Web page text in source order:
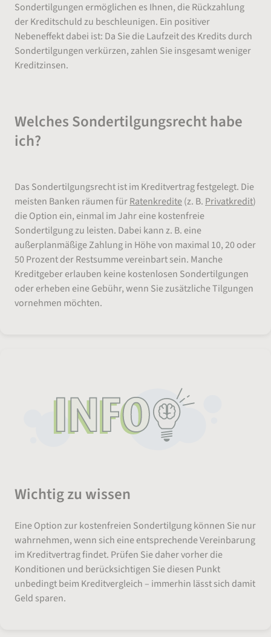
Sondertilgungen ermöglichen es Ihnen, die Rückzahlung
der Kreditschuld zu beschleunigen. Ein positiver
Nebeneffekt dabei ist: Da Sie die Laufzeit des Kredits durch
Sondertilgungen verkürzen, zahlen Sie insgesamt weniger
Kreditzinsen.
Welches Sondertilgungsrecht habe
ich?
Das Sondertilgungsrecht ist im Kreditvertrag festgelegt. Die
meisten Banken räumen fürRatenkredite(z. B. Privatkredit)
die Option ein, einmal im Jahr eine kostenfreie
Sondertilgung zu leisten. Dabei kann z. B. eine
außerplanmäßige Zahlung in Höhe von maximal 10, 20 oder
50 Prozent der Restsumme vereinbart sein. Manche
Kreditgeber erlauben keine kostenlosen Sondertilgungen
oder erheben eine Gebühr, wenn Sie zusätzliche Tilgungen
vornehmen möchten.
Wichtig zu wissen
Eine Option zur kostenfreien Sondertilgung können Sie nur
wahrnehmen, wenn sich eine entsprechende Vereinbarung
im Kreditvertrag findet. Prüfen Sie daher vorher die
Konditionen und berücksichtigen Sie diesen Punkt
unbedingt beim Kreditvergleich – immerhin lässt sich damit
Geld sparen.